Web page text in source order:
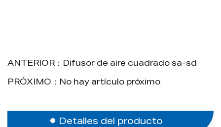
mm, 600 × 600 mm.
Se puede instalar un filtro negro en la
ANTERIOR：Difusor de aire cuadrado sa-sd
PRÓXIMO：No hay artículo próximo
Detalles del producto